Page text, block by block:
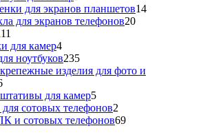
товаров
для экранов планшетов1414
для экранов телефонов2020
товаров
для камер44
товара
ноутбуков235235
товаров
изделия для фото и
26
товаровдля камер55
товаров
сотовых телефонов2
товара
и сотовых телефонов6969